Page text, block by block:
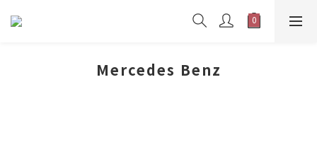
Mercedes Benz